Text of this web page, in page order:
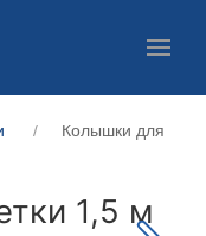
Колышки для
1,5 м